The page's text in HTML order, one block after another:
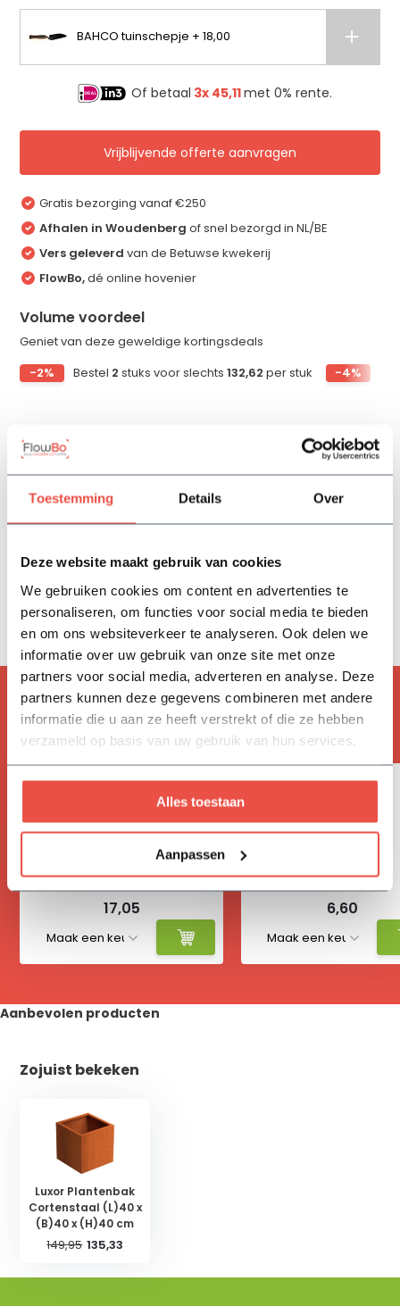
Toestemming Details Over
Deze website maakt gebruik van cookies
We gebruiken cookies om content en advertenties te
personaliseren, om functies voor social media te bieden
en om ons websiteverkeer te analyseren. Ook delen we
informatie over uw gebruik van onze site met onze
partners voor social media, adverteren en analyse. Deze
partners kunnen deze gegevens combineren met andere
informatie die u aan ze heeft verstrekt of die ze hebben
verzameld op basis van uw gebruik van hun services.
Alles toestaan
Aanpassen
BAHCO tuinschepje + 18,00
Of betaal 3x 45,11met 0% rente.
Vrijblijvende offerte aanvragen
Gratis bezorging vanaf €250
Afhalen in Woudenberg of snel bezorgd in NL/BE
Vers geleverd van de Betuwse kwekerij
FlowBo,dé online hovenier
Volume voordeel
Geniet van deze geweldige kortingsdeals
-2%
Bestel 2 stuks voor slechts132,62 per stuk -4%
Specificaties
Delen
ACCESSOIRES
Handig om mee te bestellen
Vivimus
17,05
Grind 16-32 mm
6,60
Aanbevolen producten
Zojuist bekeken
Luxor Plantenbak
Cortenstaal (L)40 x
(B)40 x (H)40 cm
149,95 135,33